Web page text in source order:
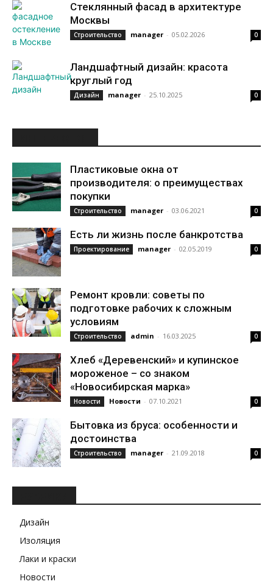
Стеклянный фасад в архитектуре
Москвы
Строительство manager - 05.02.2026 0
Ландшафтный дизайн: красота
круглый год
Дизайн manager - 25.10.2025 0
Пластиковые окна от
производителя: о преимуществах
покупки
Строительство manager - 03.06.2021 0
Есть ли жизнь после банкротства
Проектирование manager - 02.05.2019 0
Ремонт кровли: советы по
подготовке рабочих к сложным
условиям
Строительство admin - 16.03.2025 0
Хлеб «Деревенский» и купинское
мороженое – со знаком
«Новосибирская марка»
Новости Новости - 07.10.2021 0
Бытовка из бруса: особенности и
достоинства
Строительство manager - 21.09.2018 0
Дизайн
Изоляция
Лаки и краски
Новости